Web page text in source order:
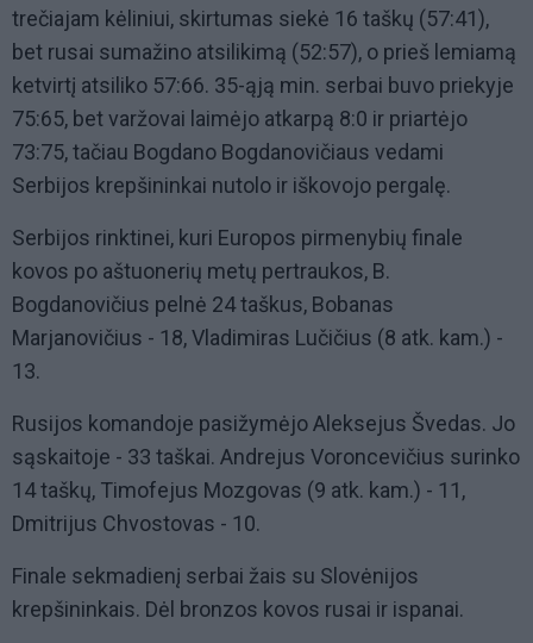
trečiajam kėliniui, skirtumas siekė 16 taškų (57:41),
bet rusai sumažino atsilikimą (52:57), o prieš lemiamą
ketvirtį atsiliko 57:66. 35-ąją min. serbai buvo priekyje
75:65, bet varžovai laimėjo atkarpą 8:0 ir priartėjo
73:75, tačiau Bogdano Bogdanovičiaus vedami
Serbijos krepšininkai nutolo ir iškovojo pergalę.
Serbijos rinktinei, kuri Europos pirmenybių finale
kovos po aštuonerių metų pertraukos, B.
Bogdanovičius pelnė 24 taškus, Bobanas
Marjanovičius - 18, Vladimiras Lučičius (8 atk. kam.) -
13.
Rusijos komandoje pasižymėjo Aleksejus Švedas. Jo
sąskaitoje - 33 taškai. Andrejus Voroncevičius surinko
14 taškų, Timofejus Mozgovas (9 atk. kam.) - 11,
Dmitrijus Chvostovas - 10.
Finale sekmadienį serbai žais su Slovėnijos
krepšininkais. Dėl bronzos kovos rusai ir ispanai.